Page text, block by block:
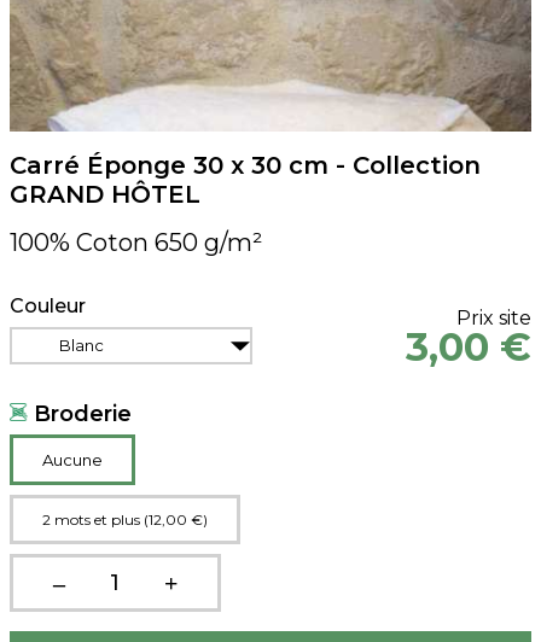
Carré Éponge 30 x 30 cm - Collection
GRAND HÔTEL
100% Coton 650 g/m²
Couleur
Blanc
Broderie
Aucune
2 mots et plus (12,00 €)
Prix site
3,00 €